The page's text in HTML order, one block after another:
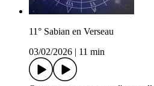
11° Sabian en Verseau
03/02/2026
11 min